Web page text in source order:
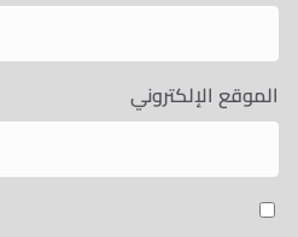
الموقع الإلكتروني